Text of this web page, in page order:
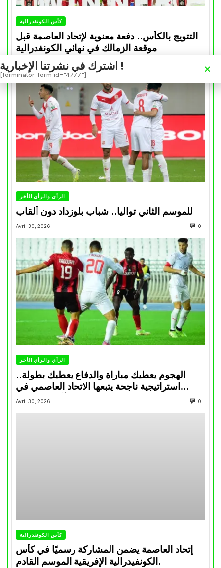
كأس الكونفدرالية
التتويج بالكأس.. دفعة معنوية لإتحاد العاصمة قبل
موقعة الزمالك في نهائي الكونفدرالية
Avril 30, 2026
الرأي والرأي الأخر
للموسم الثاني تواليا.. شباب بلوزداد دون ألقاب
Avril 30, 2026 0
الرأي والرأي الأخر
الهجوم يعطيك مباراة والدفاع يعطيك بطولة..
استراتيجية ناجحة يتبعها الاتحاد العاصمي في
تتويجاته آخر السنوات
Avril 30, 2026 0
كأس الكونفدرالية
إتحاد العاصمة يضمن المشاركة رسميًا في كأس
الكونفيدرالية الإفريقية الموسم القادم.
اشترك في نشرتنا الإخبارية !
[forminator_form id="4777"]